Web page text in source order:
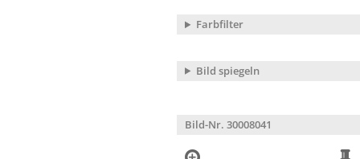
Farbfilter
Bild spiegeln
Bild-Nr. 30008041